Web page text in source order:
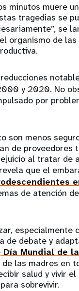
minutos muere
tragedias se
se
organismo de
y 2020. No
por
son menos
de
al tratar de
que el
de atención
especialmente
de debate y
Día Mundial de
las madres en
salud y vivir
sobrevivir.